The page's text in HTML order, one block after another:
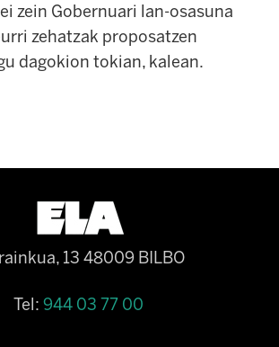
zein Gobernuari lan-osasuna
zehatzak proposatzen
dagokion tokian, kalean.
13 48009 BILBO
Tel: 944 03 77 00